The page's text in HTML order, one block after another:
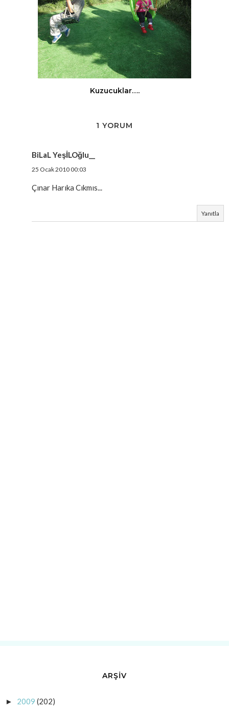
Kuzucuklar….
1 YORUM
BiLaL YeşİLOğlu__
25 Ocak 2010 00:03
Çınar Harıka Cıkmıs...
Yanıtla
ARŞİV
► 2009 (202)